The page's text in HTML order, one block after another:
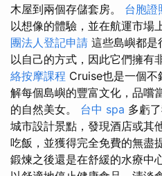
木屋到兩個存儲套房。 台胞證
以想像的體驗，並在航運市場
團法人登記申請 這些島嶼都是
以自己的方式，因此它們擁有
絡按摩課程 Cruise也是一個不
解每個島嶼的豐富文化，品嚐
的自然美女。 台中 spa 多虧
城市設計景點，發現酒店或其
吃飯，並獲得完全免費的無盡
鍛煉之後還是在舒緩的水療